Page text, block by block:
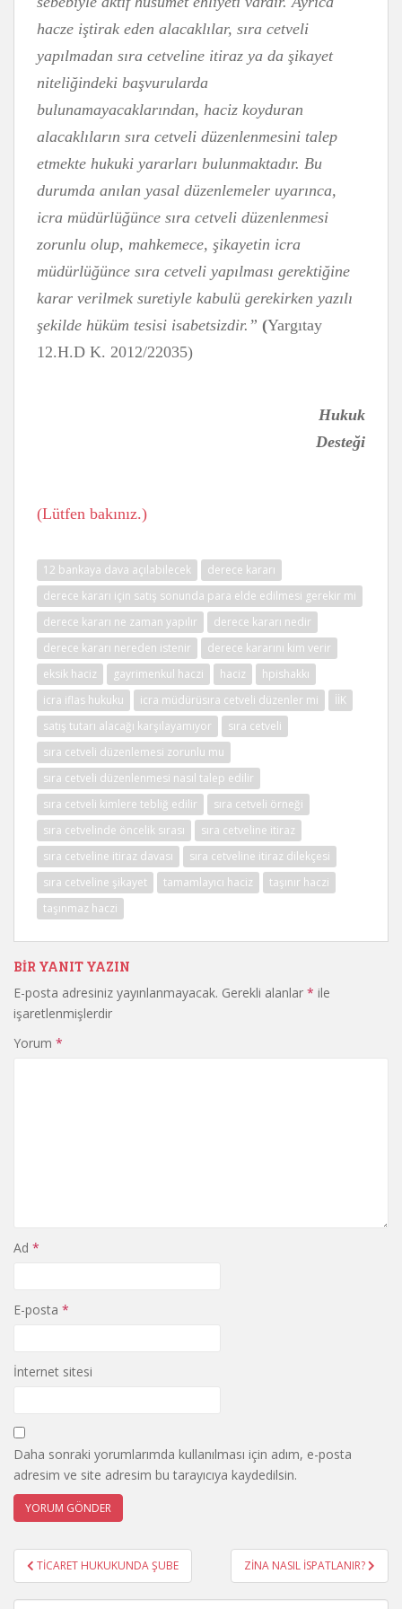
hacze iştirak eden alacaklılar, sıra cetveli
yapılmadan sıra cetveline itiraz ya da şikayet
niteliğindeki başvurularda
bulunamayacaklarından, haciz koyduran
alacaklıların sıra cetveli düzenlenmesini talep
etmekte hukuki yararları bulunmaktadır. Bu
durumda anılan yasal düzenlemeler uyarınca,
icra müdürlüğünce sıra cetveli düzenlenmesi
zorunlu olup, mahkemece, şikayetin icra
müdürlüğünce sıra cetveli yapılması gerektiğine
karar verilmek suretiyle kabulü gerekirken yazılı
şekilde hüküm tesisi isabetsizdir.” (Yargıtay
12.H.D K. 2012/22035)
Hukuk
Desteği
(Lütfen bakınız.)
12 bankaya dava açılabilecek
derece kararı
derece kararı için satış sonunda para elde edilmesi gerekir mi
derece kararı ne zaman yapılır
derece kararı nedir
derece kararı nereden istenir
derece kararını kim verir
eksik haciz
gayrimenkul haczi haciz
hpishakkı
icra iflas hukuku
icra müdürüsıra cetveli düzenler mi
İİK
satış tutarı alacağı karşılayamıyor
sıra cetveli
sıra cetveli düzenlemesi zorunlu mu
sıra cetveli düzenlenmesi nasıl talep edilir
sıra cetveli kimlere tebliğ edilir
sıra cetveli örneği
sıra cetvelinde öncelik sırası
sıra cetveline itiraz
sıra cetveline itiraz davası
sıra cetveline itiraz dilekçesi
sıra cetveline şikayet
tamamlayıcı haciz
taşınır haczi
taşınmaz haczi
BIR YANIT YAZIN
E-posta adresiniz yayınlanmayacak. Gerekli alanlar * ile
işaretlenmişlerdir
Yorum *
Ad *
E-posta *
İnternet sitesi
Daha sonraki yorumlarımda kullanılması için adım, e-posta
adresim ve site adresim bu tarayıcıya kaydedilsin.
Yazı
gezinmesi
TİCARET HUKUKUNDA ŞUBE ZİNA NASIL İSPATLANIR?